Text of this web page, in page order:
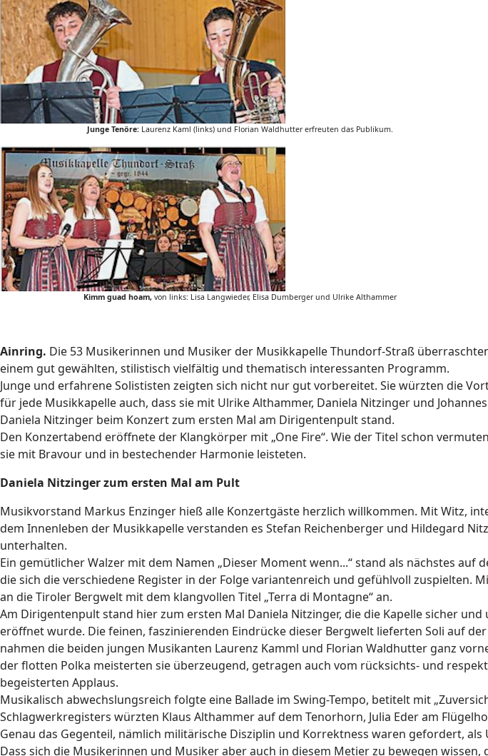
Junge Tenöre:Laurenz Kaml (links) und Florian Waldhutter erfreuten das Publikum.
Kimm guad hoam,von links: Lisa Langwieder, Elisa Dumberger und Ulrike Althammer
Ainring. Die 53 Musikerinnen und Musiker der Musikkapelle Thundorf-Straß
einem gut gewählten, stilistisch vielfältig und thematisch interessanten Programm.
Junge und erfahrene Solististen zeigten sich nicht nur gut vorbereitet. Sie würzten die
für jede Musikkapelle auch, dass sie mit Ulrike Althammer, Daniela Nitzinger und
Daniela Nitzinger beim Konzert zum ersten Mal am Dirigentenpult stand.
Den Konzertabend eröffnete der Klangkörper mit „One Fire“. Wie der Titel schon
sie mit Bravour und in bestechender Harmonie leisteten.
Daniela Nitzinger zum ersten Mal am Pult
Musikvorstand Markus Enzinger hieß alle Konzertgäste herzlich willkommen. Mit Witz,
dem Innenleben der Musikkapelle verstanden es Stefan Reichenberger und Hildegard
unterhalten.
Ein gemütlicher Walzer mit dem Namen „Dieser Moment wenn...“ stand als nächstes
die sich die verschiedene Register in der Folge variantenreich und gefühlvoll
an die Tiroler Bergwelt mit dem klangvollen Titel „Terra di Montagne“ an.
Am Dirigentenpult stand hier zum ersten Mal Daniela Nitzinger, die die Kapelle sicher
eröffnet wurde. Die feinen, faszinierenden Eindrücke dieser Bergwelt lieferten Soli auf
nahmen die beiden jungen Musikanten Laurenz Kamml und Florian Waldhutter ganz
der flotten Polka meisterten sie überzeugend, getragen auch vom rücksichts- und
begeisterten Applaus.
Musikalisch abwechslungsreich folgte eine Ballade im Swing-Tempo, betitelt mit
Schlagwerkregisters würzten Klaus Althammer auf dem Tenorhorn, Julia Eder am
Genau das Gegenteil, nämlich militärische Disziplin und Korrektness waren gefordert,
Dass sich die Musikerinnen und Musiker aber auch in diesem Metier zu bewegen